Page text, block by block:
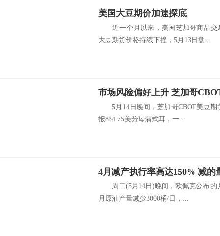
美国大豆期价加速探底
近一个月以来，美国芝加哥商品交
大豆期货价格持续下挫，5月13日盘...
市场风险偏好上升 芝加哥
5月14日晚间，芝加哥CBOT美豆期
报834.75美分每蒲式耳，一...
周二(5月14日)晚间，欧佩克公布的
月原油产量减少3000桶/日，...